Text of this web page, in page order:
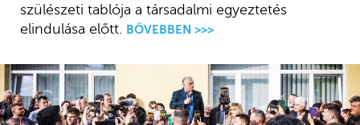
szülészeti tablója a társadalmi egyeztetés
elindulása előtt. BŐVEBBEN >>>